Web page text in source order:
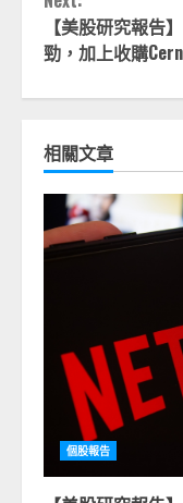
【美股研究報告
勁，加上收購
相關文章
個股報告